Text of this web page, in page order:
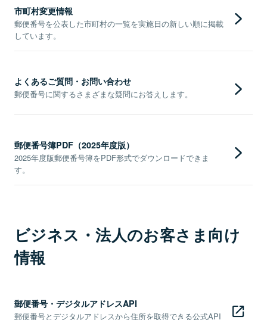
市町村変更情報
郵便番号を公表した市町村の一覧を実施日の新しい順に掲載
しています。
よくあるご質問・お問い合わせ
郵便番号に関するさまざまな疑問にお答えします。
郵便番号簿PDF（2025年度版）
2025年度版郵便番号簿をPDF形式でダウンロードできま
す。
ビジネス・法人のお客さま向け
情報
郵便番号・デジタルアドレスAPI
郵便番号とデジタルアドレスから住所を取得できる公式API